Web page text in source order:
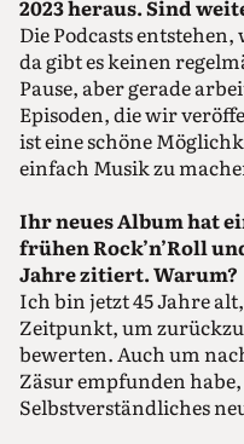
2023 heraus. Sind
Die Podcasts
da gibt es keinen
Pause, aber gerade
Episoden, die wir
ist eine schöne
einfach Musik zu
Ihr neues Album hat
frühen Rock’n’Roll
Jahre zitiert. Warum?
Ich bin jetzt 45 Jahre
Zeitpunkt, um
bewerten. Auch um
Zäsur empfunden
Selbstverständliches